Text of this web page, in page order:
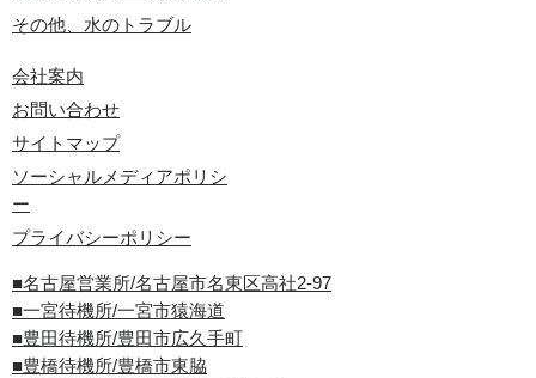
その他、水のトラブル
会社案内
お問い合わせ
サイトマップ
ソーシャルメディアポリシ
ー
プライバシーポリシー
■名古屋営業所/名古屋市名東区高社2-97
■一宮待機所/一宮市猿海道
■豊田待機所/豊田市広久手町
■豊橋待機所/豊橋市東脇